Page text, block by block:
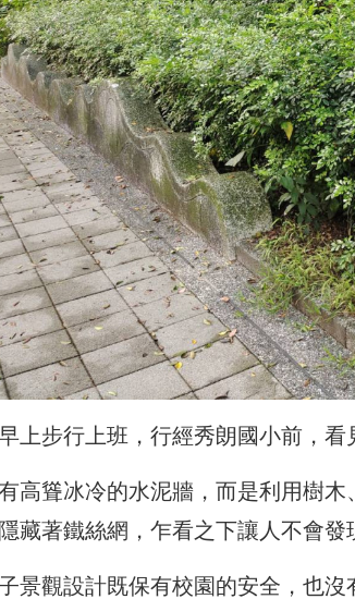
上步行上班，行經秀朗國小前，看
高聳冰冷的水泥牆，而是利用樹
藏著鐵絲網，乍看之下讓人不會發
景觀設計既保有校園的安全，也